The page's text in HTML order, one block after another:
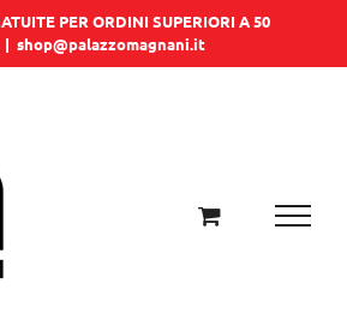
PER ORDINI SUPERIORI A 50
| shop@palazzomagnani.it